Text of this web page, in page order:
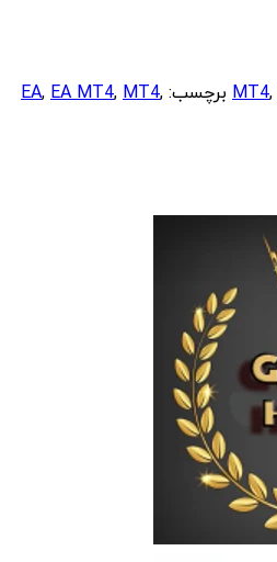
, برچسب: EA,EA MT4,MT4,